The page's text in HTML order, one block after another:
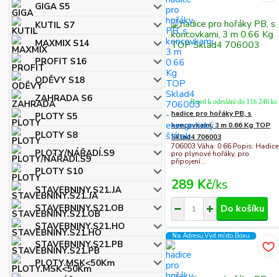
GIGA S5
KUTIL S7
MAXMIX S14
PROFIT S16
ODĚVY S18
ZAHRADA S6
PLOTY S5
PLOTY S8
PLOTY/NÁŘADÍ.S9
PLOTY S10
STAVEBNINY.S21.JA
STAVEBNINY.S21.OB
STAVEBNINY.S21.HO
STAVEBNINY.S21.PB
PLOTY.MSK<50Km
hadice pro hořáky PB, s
koncovkami, 3 m 0.66 Kg TOP
Sklad4 706003
706003 Váha: 0.66 Popis: Hadice
pro plynové hořáky, pro
připojení...
289 Kč/ks
Ihned k odeslání do 11h 246 ks
Do košíku
Na Adresu,Výd.místo,Boxu